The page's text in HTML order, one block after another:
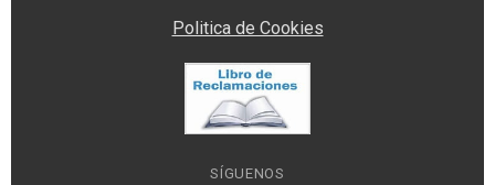
Politica de Cookies
SÍGUENOS